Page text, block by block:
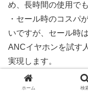
め、長時間の使用で
・セール時のコスパ
いですが、セール時
ANCイヤホンを試す
実現します。
・スマートホームと
で、家電の操作やリ
ホーム 検